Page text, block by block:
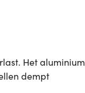
Het aluminium
dempt